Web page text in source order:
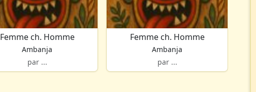
Femme ch. Homme
Ambanja
par ...
Femme ch. Homme
Ambanja
par ...